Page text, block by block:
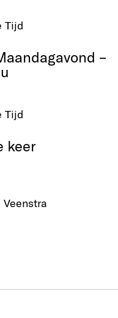
Tijd
–
Tijd
keer
Veenstra